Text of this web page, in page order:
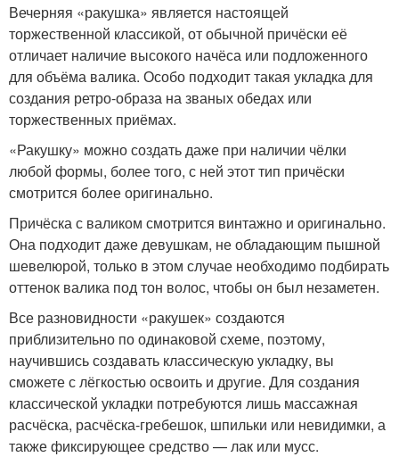
Вечерняя «ракушка» является настоящей
торжественной классикой, от обычной причёски её
отличает наличие высокого начёса или подложенного
для объёма валика. Особо подходит такая укладка для
создания ретро-образа на званых обедах или
торжественных приёмах.
«Ракушку» можно создать даже при наличии чёлки
любой формы, более того, с ней этот тип причёски
смотрится более оригинально.
Причёска с валиком смотрится винтажно и оригинально.
Она подходит даже девушкам, не обладающим пышной
шевелюрой, только в этом случае необходимо подбирать
оттенок валика под тон волос, чтобы он был незаметен.
Все разновидности «ракушек» создаются
приблизительно по одинаковой схеме, поэтому,
научившись создавать классическую укладку, вы
сможете с лёгкостью освоить и другие. Для создания
классической укладки потребуются лишь массажная
расчёска, расчёска-гребешок, шпильки или невидимки, а
также фиксирующее средство — лак или мусс.